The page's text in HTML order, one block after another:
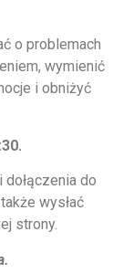
o problemach
wymienić
i obniżyć
do
wysłać
strony.